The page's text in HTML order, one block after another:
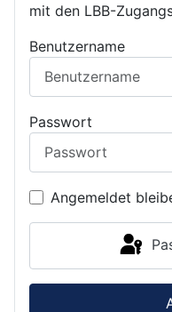
mit den LBB-
Benutzername
Passwort
Angemeldet